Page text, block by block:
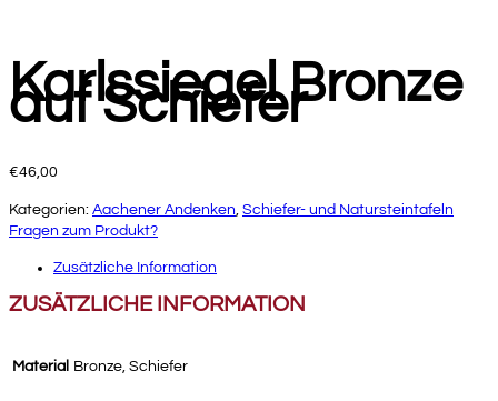
Karlssiegel Bronze
auf Schiefer
€46,00
Kategorien: Aachener Andenken, Schiefer- und Natursteintafeln
Fragen zum Produkt?
Zusätzliche Information
ZUSÄTZLICHE INFORMATION
Material Bronze, Schiefer